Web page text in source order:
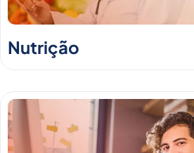
Nutrição